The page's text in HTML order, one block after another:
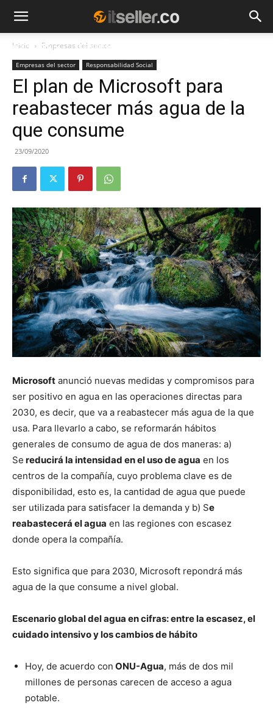
NOTICIAS TENDENCIAS
Inicio Empresas del sector
Empresas del sector Responsabilidad Social
El plan de Microsoft para
reabastecer más agua de la
que consume
23/09/2020
Microsoft anunció nuevas medidas y compromisos para
ser positivo en agua en las operaciones directas para
2030, es decir, que va a reabastecer más agua de la que
usa. Para llevarlo a cabo, se reformarán hábitos
generales de consumo de agua de dos maneras: a)
Se reducirá la intensidad en el uso de agua en los
centros de la compañía, cuyo problema clave es de
disponibilidad, esto es, la cantidad de agua que puede
ser utilizada para satisfacer la demanda y b) Se
reabastecerá el agua en las regiones con escasez
donde opera la compañía.
Esto significa que para 2030, Microsoft repondrá más
agua de la que consume a nivel global.
Escenario global del agua en cifras: entre la escasez, el
cuidado intensivo y los cambios de hábito
Hoy, de acuerdo con ONU-Agua, más de dos mil
millones de personas carecen de acceso a agua
potable.